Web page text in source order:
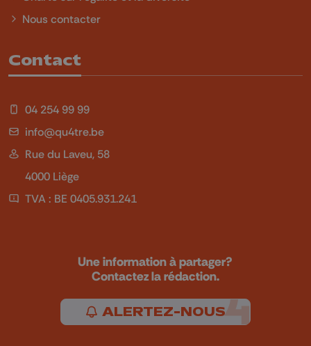
Nous contacter
Contact
04 254 99 99
info@qu4tre.be
Rue du Laveu, 58
4000 Liège
TVA : BE 0405.931.241
Une information à partager?
Contactez la rédaction.
ALERTEZ-NOUS